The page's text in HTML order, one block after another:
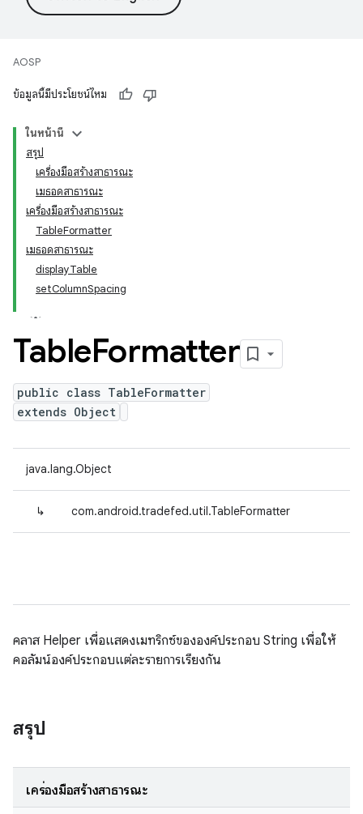
AOSP
ข้อมูลนี้มีประโยชน์ไหม
ในหน้านี้
สรุป
เครื่องมือสร้างสาธารณะ
เมธอดสาธารณะ
เครื่องมือสร้างสาธารณะ
TableFormatter
เมธอดสาธารณะ
displayTable
setColumnSpacing
TableFormatter
public class TableFormatter
extends Object
java.lang.Object
↳ com.android.tradefed.util.TableFormatter
คลาส Helper เพื่อแสดงเมทริกซ์ขององค์ประกอบ String เพื่อให้
คอลัมน์องค์ประกอบแต่ละรายการเรียงกัน
สรุป
เครื่องมือสร้างสาธารณะ